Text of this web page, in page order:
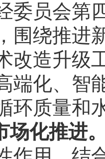
委员会第
围绕推进
改造升级
端化、智
环质量和
化推进